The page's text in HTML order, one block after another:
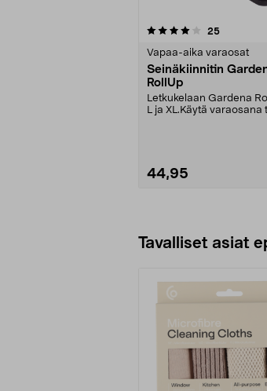
25arvostelut
Vapaa-aika varaosat
Seinäkiinnitin
RollUp
Letkukelaan Gardena
L ja XL.Käytä varaosana
44,95
Tavalliset asiat